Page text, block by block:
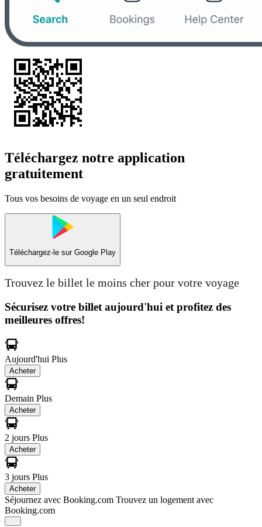
Téléchargez notre application
gratuitement
Tous vos besoins de voyage en un seul endroit
Téléchargez-le sur Google Play
Trouvez le billet le moins cher pour votre voyage
Sécurisez votre billet aujourd'hui et profitez des
meilleures offres!
Aujourd'hui Plus
Acheter
Demain Plus
Acheter
2 jours Plus
Acheter
3 jours Plus
Acheter
Séjournez avec Booking.com Trouvez un logement avec
Booking.com